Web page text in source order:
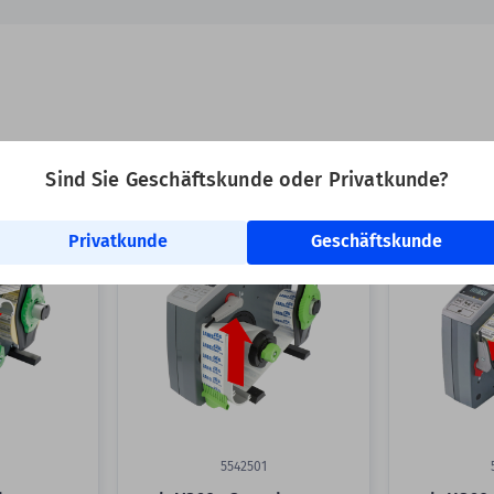
Sind Sie Geschäftskunde oder Privatkunde?
Privatkunde Geschäftskunde
& einfache Verarbeitung Ihrer Etiketten:
5542501